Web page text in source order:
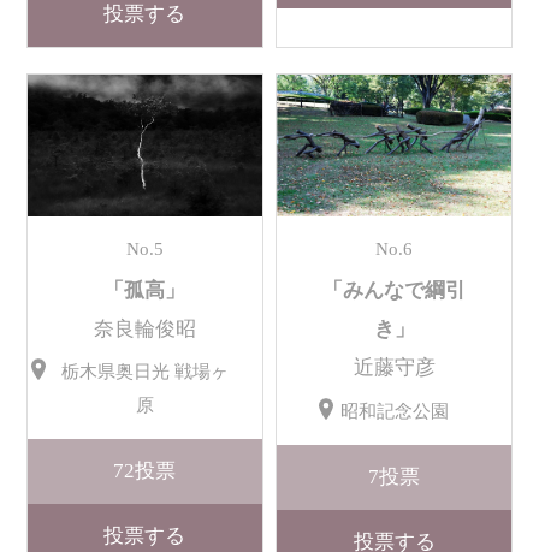
投票する
No.5
「孤高」
奈良輪俊昭
栃木県奥日光 戦場ヶ
原
72投票
投票する
No.6
「みんなで綱引
き」
近藤守彦
昭和記念公園
7投票
投票する